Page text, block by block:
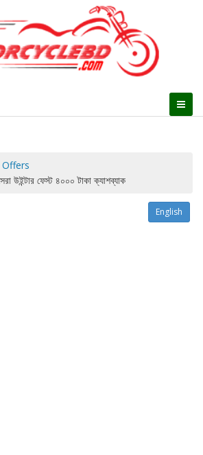
উইন্টার ফেস্ট ৪০০০ টাকা ক্যাশব্যাক
English